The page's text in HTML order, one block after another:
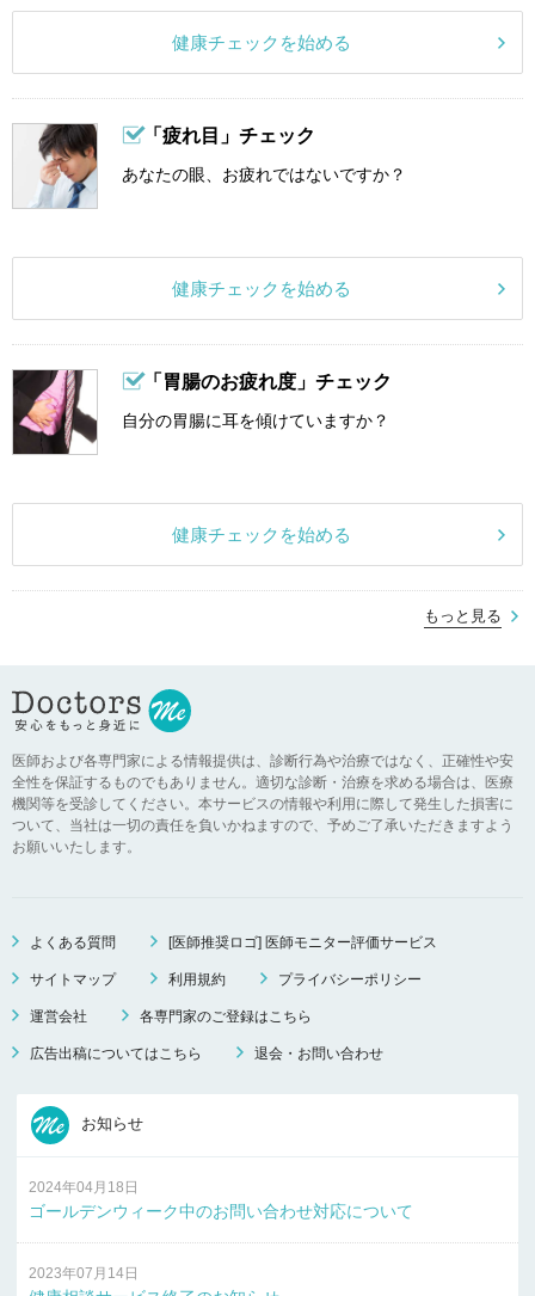
健康チェックを始める
「疲れ目」チェック
あなたの眼、お疲れではないですか？
健康チェックを始める
「胃腸のお疲れ度」チェック
自分の胃腸に耳を傾けていますか？
健康チェックを始める
もっと見る
医師および各専門家による情報提供は、診断行為や治療ではなく、正確性や安
全性を保証するものでもありません。適切な診断・治療を求める場合は、医療
機関等を受診してください。本サービスの情報や利用に際して発生した損害に
ついて、当社は一切の責任を負いかねますので、予めご了承いただきますよう
お願いいたします。
よくある質問 [医師推奨ロゴ] 医師モニター評価サービス
サイトマップ 利用規約 プライバシーポリシー
運営会社 各専門家のご登録はこちら
広告出稿についてはこちら 退会・お問い合わせ
お知らせ
2024年04月18日
ゴールデンウィーク中のお問い合わせ対応について
2023年07月14日